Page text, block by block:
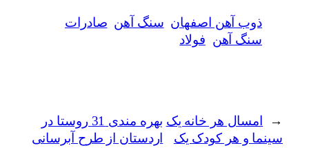
ذوب آهن اصفهان سنگ آهن صادرات
سنگ آهن فولاد
←
امسال هر خانه یک
سینما و هر کودک یک
بهره مندی 31 روستا در
اردستان از طرح آبرسانی